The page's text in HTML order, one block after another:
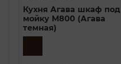
Кухня Агава шкаф под
мойку М800 (Агава
темная)